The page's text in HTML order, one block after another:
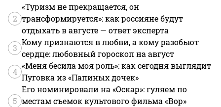
2
«Туризм не прекращается, он
трансформируется»: как россияне будут
отдыхать в августе — ответ эксперта
3
Кому признаются в любви, а кому разобьют
сердце: любовный гороскоп на август
4
«Меня бесила моя роль»: как сегодня выглядит
Пуговка из «Папиных дочек»
5
Его номинировали на «Оскар»: гуляем по
местам съемок культового фильма «Вор»